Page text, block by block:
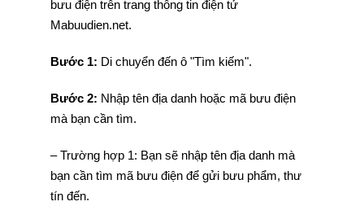
bưu điện trên trang thông tin điện tử
Mabuudien.net.
Bước 1: Di chuyển đến ô "Tìm kiếm".
Bước 2: Nhập tên địa danh hoặc mã bưu điện
mà bạn cần tìm.
– Trường hợp 1: Bạn sẽ nhập tên địa danh mà
bạn cần tìm mã bưu điện để gửi bưu phẩm, thư
tín đến.